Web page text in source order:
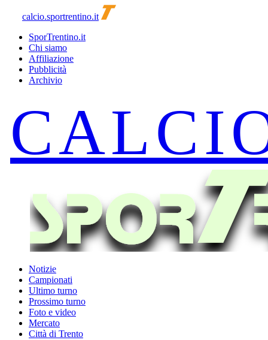
calcio.sportrentino.it
SporTrentino.it
Chi siamo
Affiliazione
Pubblicità
Archivio
Notizie
Campionati
Ultimo turno
Prossimo turno
Foto e video
Mercato
Città di Trento